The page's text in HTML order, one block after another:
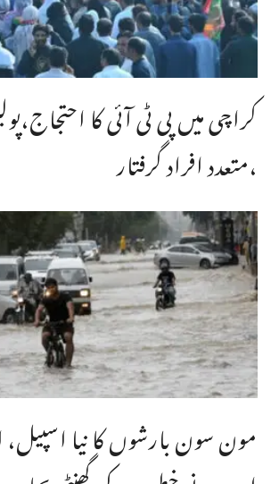
کراچی میں پی ٹی آئی کا
،متعدد افراد گرفتار
مون سون بارشوں کا نیا